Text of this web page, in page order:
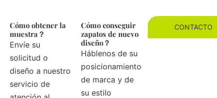
Cómo obtener la
muestra？
Envíe su
solicitud o
diseño a nuestro
servicio de
Cómo conseguir
zapatos de nuevo
diseño？
Háblenos de su
posicionamiento
de marca y de
su estilo
CONTACTO